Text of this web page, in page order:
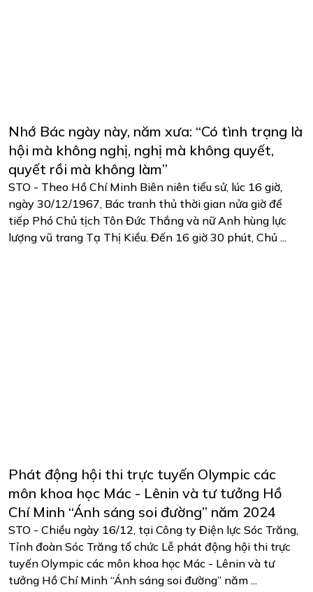
Nhớ Bác ngày này, năm xưa: “Có tình trạng là
hội mà không nghị, nghị mà không quyết,
quyết rồi mà không làm”
STO - Theo Hồ Chí Minh Biên niên tiểu sử, lúc 16 giờ,
ngày 30/12/1967, Bác tranh thủ thời gian nửa giờ để
tiếp Phó Chủ tịch Tôn Đức Thắng và nữ Anh hùng lực
lượng vũ trang Tạ Thị Kiều. Đến 16 giờ 30 phút, Chủ ...
Phát động hội thi trực tuyến Olympic các
môn khoa học Mác - Lênin và tư tưởng Hồ
Chí Minh “Ánh sáng soi đường” năm 2024
STO - Chiều ngày 16/12, tại Công ty Điện lực Sóc Trăng,
Tỉnh đoàn Sóc Trăng tổ chức Lễ phát động hội thi trực
tuyến Olympic các môn khoa học Mác - Lênin và tư
tưởng Hồ Chí Minh “Ánh sáng soi đường” năm ...